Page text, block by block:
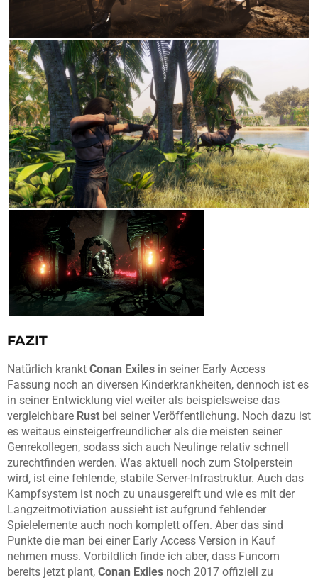
FAZIT
Natürlich krankt Conan Exiles in seiner Early Access
Fassung noch an diversen Kinderkrankheiten, dennoch ist es
in seiner Entwicklung viel weiter als beispielsweise das
vergleichbare Rust bei seiner Veröffentlichung. Noch dazu ist
es weitaus einsteigerfreundlicher als die meisten seiner
Genrekollegen, sodass sich auch Neulinge relativ schnell
zurechtfinden werden. Was aktuell noch zum Stolperstein
wird, ist eine fehlende, stabile Server-Infrastruktur. Auch das
Kampfsystem ist noch zu unausgereift und wie es mit der
Langzeitmotiviation aussieht ist aufgrund fehlender
Spielelemente auch noch komplett offen. Aber das sind
Punkte die man bei einer Early Access Version in Kauf
nehmen muss. Vorbildlich finde ich aber, dass Funcom
bereits jetzt plant, Conan Exiles noch 2017 offiziell zu